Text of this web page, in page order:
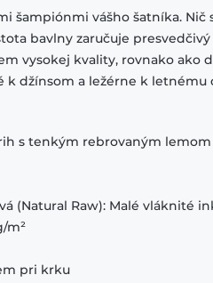
šampiónmi vášho šatníka.
bavlny zaručuje
vysokej kvality, rovnako ako
k džínsom a ležérne k letnému
s tenkým rebrovaným lemom
(Natural Raw): Malé vláknité
m²
pri krku